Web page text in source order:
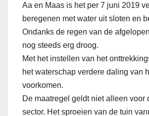
Aa en Maas is het per 7 juni 2019
beregenen met water uit sloten en
Ondanks de regen van de
nog steeds erg droog.
Met het instellen van het
het waterschap verdere daling van
voorkomen.
De maatregel geldt niet alleen voor
sector. Het sproeien van de tuin